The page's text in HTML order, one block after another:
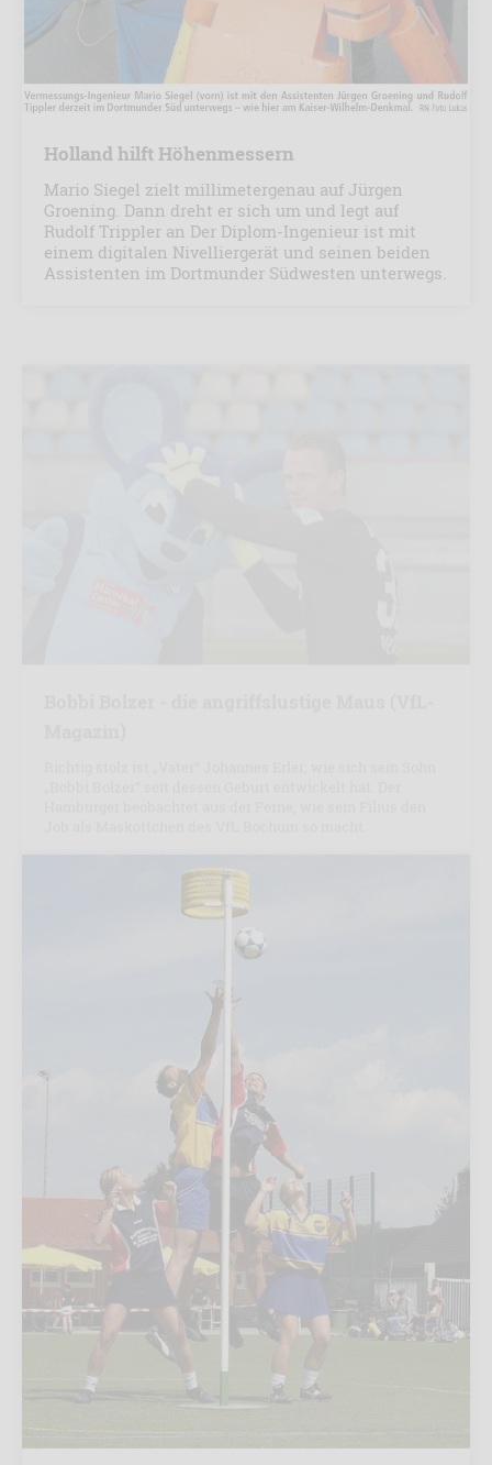
Holland hilft Höhenmessern
Mario Siegel zielt millimetergenau auf Jürgen
Groening. Dann dreht er sich um und legt auf
Rudolf Trippler an Der Diplom-Ingenieur ist mit
einem digitalen Nivelliergerät und seinen beiden
Assistenten im Dortmunder Südwesten unterwegs.